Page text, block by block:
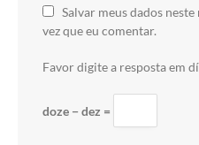
Salvar meus dados
vez que eu comentar.
Favor digite a resposta em
doze − dez =